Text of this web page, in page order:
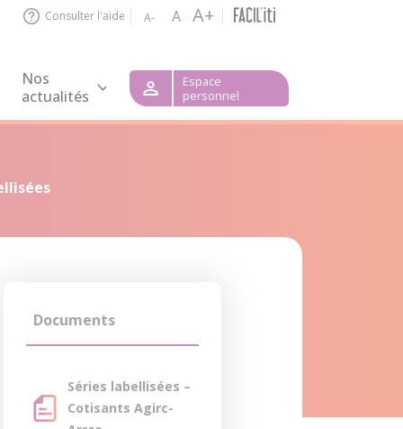
Consulter l'aide A- A A+
Nos
actualités
Espace
personnel
Documents
Séries labellisées –
Cotisants Agirc-